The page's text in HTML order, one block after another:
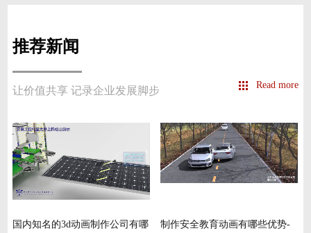
推荐新闻
让价值共享 记录企业发展脚步 Read more
国内知名的3d动画制作公司有哪 制作安全教育动画有哪些优势-